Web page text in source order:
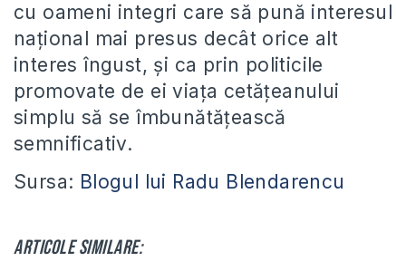
cu oameni integri care să pună interesul
naţional mai presus decât orice alt
interes îngust, şi ca prin politicile
promovate de ei viaţa cetăţeanului
simplu să se îmbunătăţească
semnificativ.
Sursa: Blogul lui Radu Blendarencu
Articole similare: